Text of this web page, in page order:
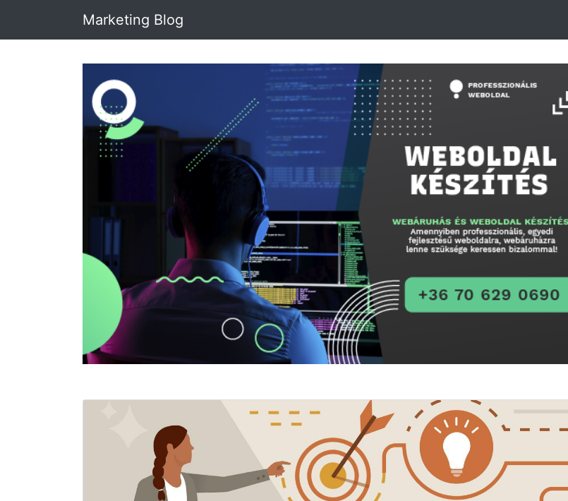
Marketing Blog